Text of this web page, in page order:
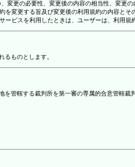
変更の必要性、変更後の内容の相当性、変更
を変更する旨及び変更後の利用規約の内容とそ
ビスを利用したときは、ユーザーは、利用規
るものとします。
管轄する裁判所を第一審の専属的合意管轄裁